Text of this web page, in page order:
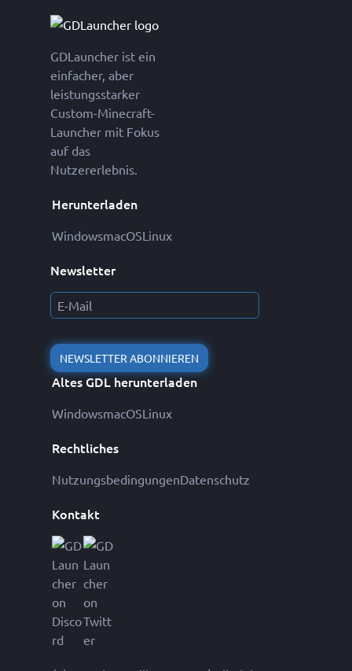
GDLauncher ist ein
einfacher, aber
leistungsstarker
Custom-Minecraft-
Launcher mit Fokus
auf das
Nutzererlebnis.
Herunterladen
WindowsmacOSLinux
Newsletter
NEWSLETTER ABONNIEREN
Altes GDL herunterladen
WindowsmacOSLinux
Rechtliches
NutzungsbedingungenDatenschutz
Kontakt